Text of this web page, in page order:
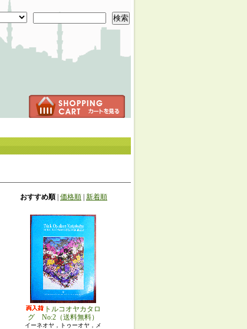
検索
おすすめ順 価格順 新着順
トルコオヤカタロ
グ No:2（送料無料）
イーネオヤ，トゥーオヤ，メ